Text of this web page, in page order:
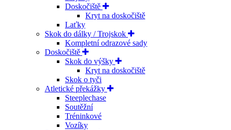
Doskočiště
Kryt na doskočiště
Laťky
Skok do dálky / Trojskok
Kompletní odrazové sady
Doskočiště
Skok do výšky
Kryt na doskočiště
Skok o tyči
Atletické překážky
Steeplechase
Soutěžní
Tréninkové
Vozíky